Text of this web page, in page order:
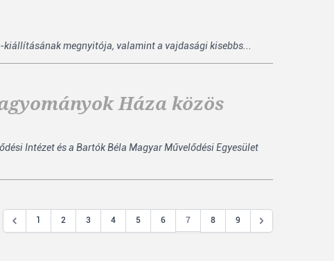
megnyitója, valamint a vajdasági kisebbs...
Háza közös
Intézet és a Bartók Béla Magyar Művelődési Egyesület
1 2 3 4 5 6 7 8 9